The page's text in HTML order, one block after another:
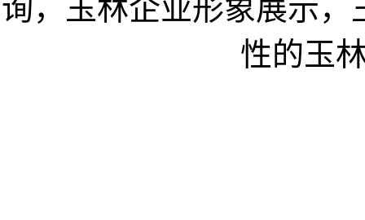
询，玉林企业形象展示
性的玉